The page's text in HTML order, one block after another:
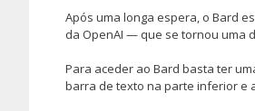
Após uma longa espera, o Bard
da OpenAI — que se tornou uma
Para aceder ao Bard basta ter
barra de texto na parte inferior e